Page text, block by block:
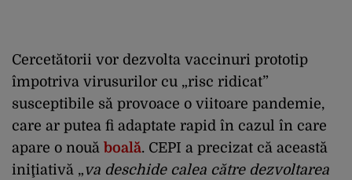
Cercetătorii vor dezvolta vaccinuri prototip
împotriva virusurilor cu „risc ridicat”
susceptibile să provoace o viitoare pandemie,
care ar putea fi adaptate rapid în cazul în care
apare o nouă boală. CEPI a precizat că această
iniţiativă „va deschide calea către dezvoltarea